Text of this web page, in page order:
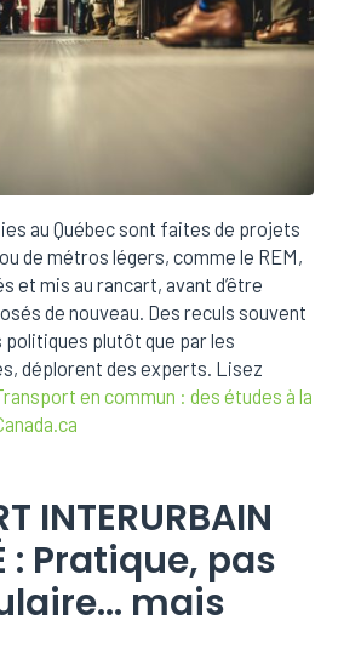
au Québec sont faites de projets
de métros légers, comme le REM,
et mis au rancart, avant d’être
de nouveau. Des reculs souvent
plutôt que par les
déplorent des experts. Lisez
en commun : des études à la
INTERURBAIN
: Pratique, pas
mais